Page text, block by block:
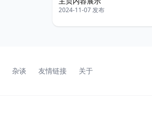
2024-11-07 发布
杂谈 友情链接 关于